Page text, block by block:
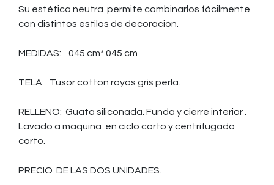
Su estética neutra permite combinarlos fácilmente
con distintos estilos de decoración.
MEDIDAS: 045 cm* 045 cm
TELA: Tusor cotton rayas gris perla.
RELLENO: Guata siliconada. Funda y cierre interior .
Lavado a maquina en ciclo corto y centrifugado
corto.
PRECIO DE LAS DOS UNIDADES.